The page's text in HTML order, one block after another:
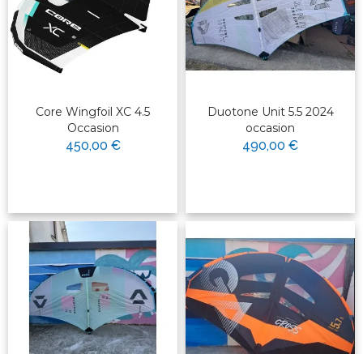
Core Wingfoil XC 4.5
Occasion
450,00 €
Duotone Unit 5.5 2024
occasion
490,00 €